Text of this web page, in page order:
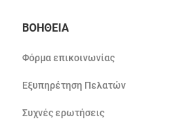
ΒΟΗΘΕΙΑ
Φόρμα επικοινωνίας
Εξυπηρέτηση Πελατών
Συχνές ερωτήσεις